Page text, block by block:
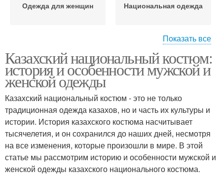
Одежда для женщин Национальная одежда
Одежды для женщин Одежда со временем
Показать все
Казахский национальный костюм:
история и особенности мужской и
женской одежды
Казахский национальный костюм - это не только
традиционная одежда казахов, но и часть их культуры и
истории. История казахского костюма насчитывает
тысячелетия, и он сохранился до наших дней, несмотря
на все изменения, которые произошли в мире. В этой
статье мы рассмотрим историю и особенности мужской и
женской одежды казахского национального костюма.